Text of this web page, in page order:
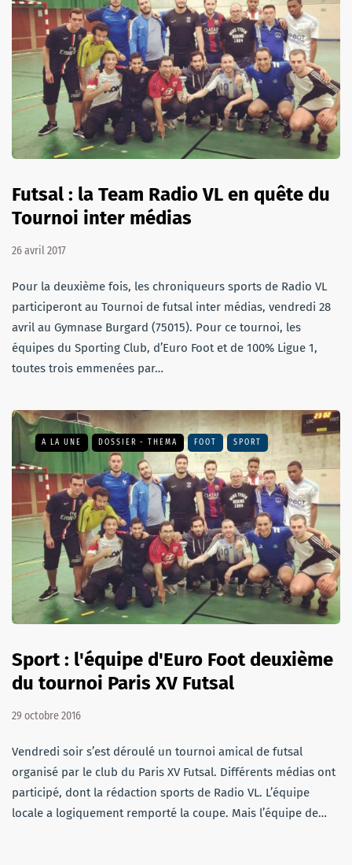
Futsal : la Team Radio VL en quête du
Tournoi inter médias
26 avril 2017
Pour la deuxième fois, les chroniqueurs sports de Radio VL
participeront au Tournoi de futsal inter médias, vendredi 28
avril au Gymnase Burgard (75015). Pour ce tournoi, les
équipes du Sporting Club, d’Euro Foot et de 100% Ligue 1,
toutes trois emmenées par…
A LA UNE DOSSIER - THEMA FOOT SPORT
Sport : l'équipe d'Euro Foot deuxième
du tournoi Paris XV Futsal
29 octobre 2016
Vendredi soir s’est déroulé un tournoi amical de futsal
organisé par le club du Paris XV Futsal. Différents médias ont
participé, dont la rédaction sports de Radio VL. L’équipe
locale a logiquement remporté la coupe. Mais l’équipe de…